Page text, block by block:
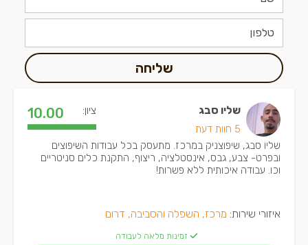
שליחה
שליו סבג
5 חוות דעת
ציון: 10.00
שליו סבג, שיפוצניק במרכז. מתעסק בכל עבודות השיפוצים
ובפרט- צבע, גבס, אינסטלציה, ריצוף, התקנת כלים סניטריים
וכו. עבודה איכותית ללא פשרות!
איזורי שירות: מרכז, השפלה והסביבה, דרום
זמינות מלאה לעבודה